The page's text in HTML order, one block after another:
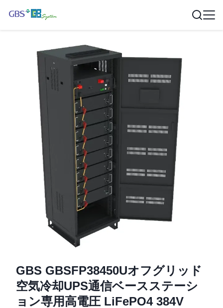
GBS GBSFP38450Uオフグリッド
空気冷却UPS通信ベースステーシ
ョン専用高電圧 LiFePO4 384V